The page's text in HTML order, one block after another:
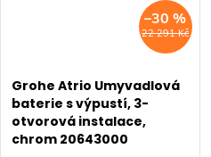
22 291 Kč
–30 %
Grohe Atrio Umyvadlová
baterie s výpustí, 3-
otvorová instalace,
chrom 20643000